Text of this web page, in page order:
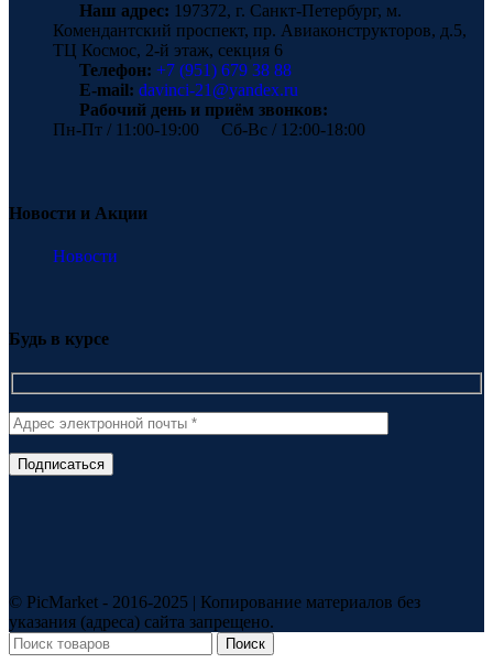
Наш адрес: 197372, г. Санкт-Петербург, м.
Комендантский проспект, пр. Авиаконструкторов, д.5,
ТЦ Космос, 2-й этаж, секция 6
Телефон: +7 (951) 679 38 88
E-mail: davinci-21@yandex.ru
Рабочий день и приём звонков:
Пн-Пт / 11:00-19:00 Сб-Вс / 12:00-18:00
Новости и Акции
Новости
Будь в курсе
© PicMarket - 2016-2025 | Копирование материалов без
указания (адреса) сайта запрещено.
Поиск